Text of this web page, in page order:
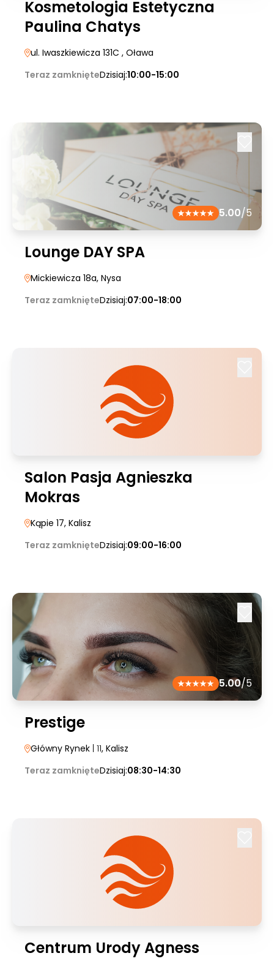
Kosmetologia Estetyczna
Paulina Chatys
ul. Iwaszkiewicza 131C , Oława
Teraz zamknięteDzisiaj:10:00-15:00
5.00/5
Lounge DAY SPA
Mickiewicza 18a, Nysa
Teraz zamknięteDzisiaj:07:00-18:00
Salon Pasja Agnieszka
Mokras
Kąpie 17, Kalisz
Teraz zamknięteDzisiaj:09:00-16:00
5.00/5
Prestige
Główny Rynek | 11, Kalisz
Teraz zamknięteDzisiaj:08:30-14:30
Centrum Urody Agness